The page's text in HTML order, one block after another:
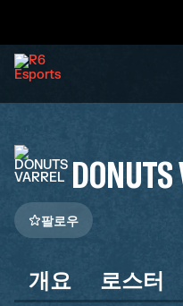
DONUTS
팔로우
개요 로스터